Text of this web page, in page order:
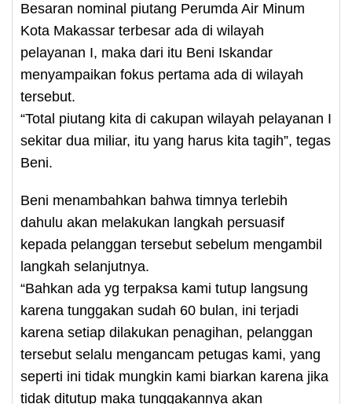
Besaran nominal piutang Perumda Air Minum
Kota Makassar terbesar ada di wilayah
pelayanan I, maka dari itu Beni Iskandar
menyampaikan fokus pertama ada di wilayah
tersebut.
“Total piutang kita di cakupan wilayah pelayanan I
sekitar dua miliar, itu yang harus kita tagih”, tegas
Beni.
Beni menambahkan bahwa timnya terlebih
dahulu akan melakukan langkah persuasif
kepada pelanggan tersebut sebelum mengambil
langkah selanjutnya.
“Bahkan ada yg terpaksa kami tutup langsung
karena tunggakan sudah 60 bulan, ini terjadi
karena setiap dilakukan penagihan, pelanggan
tersebut selalu mengancam petugas kami, yang
seperti ini tidak mungkin kami biarkan karena jika
tidak ditutup maka tunggakannya akan